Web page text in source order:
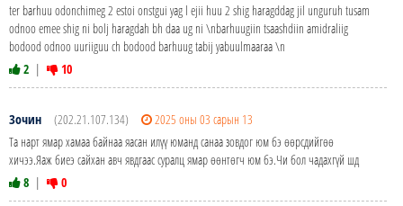
ter barhuu odonchimeg 2 estoi onstgui yag l ejii huu 2 shig haragddag jil unguruh tusam
odnoo emee shig ni bolj haragdah bh daa ug ni \nbarhuugiin tsaashdiin amidraliig
bodood odnoo uuriiguu ch bodood barhuug tabij yabuulmaaraa \n
2 | 10
Зочин (202.21.107.134)
2025 оны 03 сарын 13
Та нарт ямар хамаа байнаа яасан илүү юманд санаа зовдог юм бэ өөрсдийгөө
хичээ.Яаж биеэ сайхан авч явдгаас суралц ямар өөнтөгч юм бэ.Чи бол чадахгүй шд
8 | 0